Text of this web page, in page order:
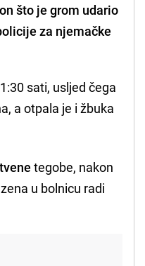
što je grom udario
za njemačke
sati, usljed čega
a otpala je i žbuka
tegobe, nakon
u bolnicu radi